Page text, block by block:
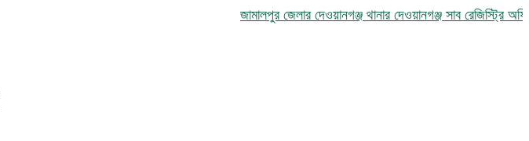
জামালপুর জেলার দেওয়ানগঞ্জ থানার দেওয়ানগঞ্জ সাব রেজিস্ট্রি অফিসে ঘুষ